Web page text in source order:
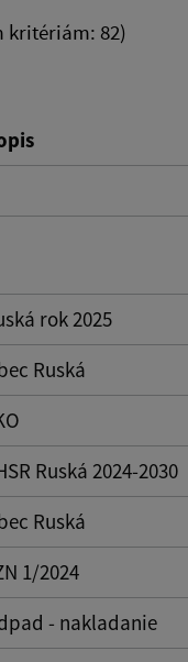
kritériám: 82)
rok 2025
Ruská
Ruská 2024-2030
Ruská
1/2024
- nakladanie